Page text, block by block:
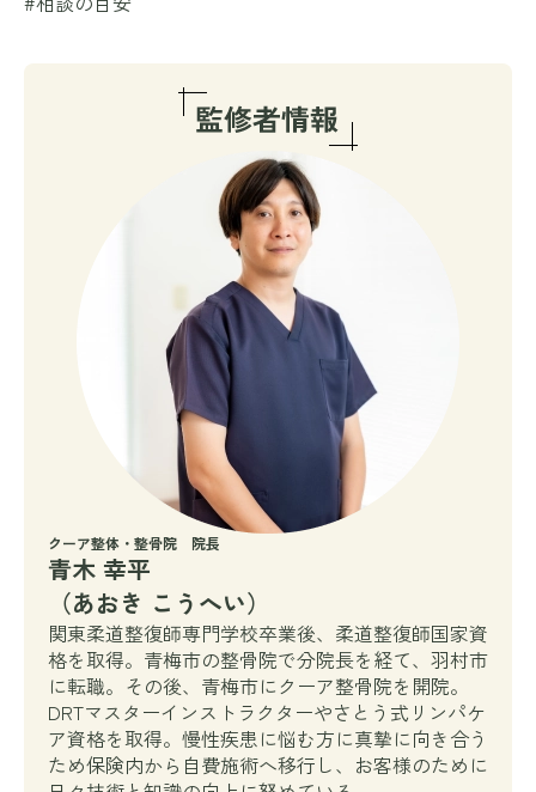
クーア整体・整骨院 院長
青木 幸平
（あおき こうへい）
関東柔道整復師専門学校卒業後、柔道整復師国家資
格を取得。青梅市の整骨院で分院長を経て、羽村市
に転職。その後、青梅市にクーア整骨院を開院。
DRTマスターインストラクターやさとう式リンパケ
ア資格を取得。慢性疾患に悩む方に真摯に向き合う
ため保険内から自費施術へ移行し、お客様のために